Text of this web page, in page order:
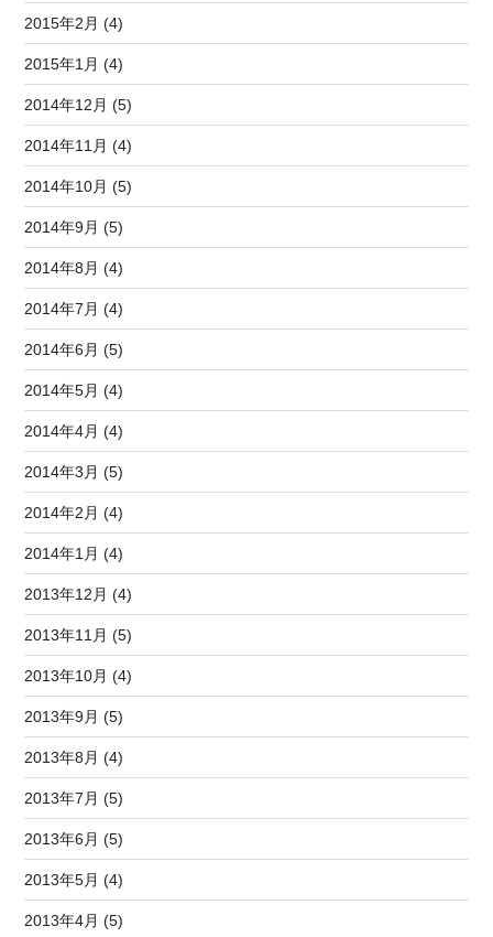
2015年2月 (4)
2015年1月 (4)
2014年12月 (5)
2014年11月 (4)
2014年10月 (5)
2014年9月 (5)
2014年8月 (4)
2014年7月 (4)
2014年6月 (5)
2014年5月 (4)
2014年4月 (4)
2014年3月 (5)
2014年2月 (4)
2014年1月 (4)
2013年12月 (4)
2013年11月 (5)
2013年10月 (4)
2013年9月 (5)
2013年8月 (4)
2013年7月 (5)
2013年6月 (5)
2013年5月 (4)
2013年4月 (5)